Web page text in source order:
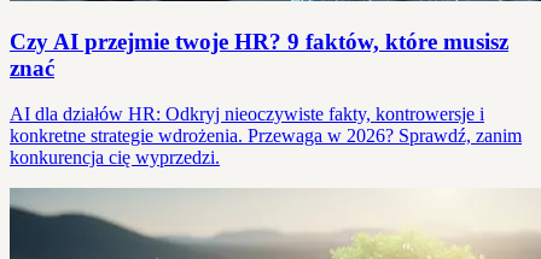
Czy AI przejmie twoje HR? 9 faktów, które musisz
znać
AI dla działów HR: Odkryj nieoczywiste fakty, kontrowersje i
konkretne strategie wdrożenia. Przewaga w 2026? Sprawdź, zanim
konkurencja cię wyprzedzi.